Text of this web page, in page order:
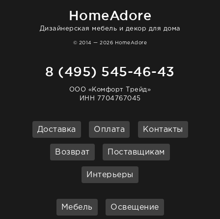
HomeAdore
Дизайнерская мебель и декор для дома
© 2014 — 2026 HomeAdore
8 (495) 545-46-43
ООО «Комфорт Трейд»
ИНН 7704767045
Доставка Оплата Контакты
Возврат Поставщикам
Интерьеры
Мебель Освещение